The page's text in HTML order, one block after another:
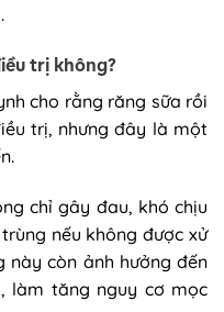
trị không?
cho rằng răng sữa rồi
trị, nhưng đây là một
chỉ gây đau, khó chịu
nếu không được xử
còn ảnh hưởng đến
làm tăng nguy cơ mọc